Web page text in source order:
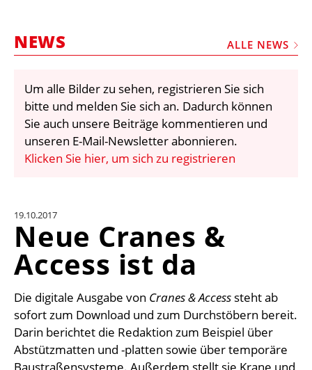
VIDEOS
BIBLIOTHEK
KRAN & BÜHNE
KONTAKT
NEWS ALLE NEWS
Um alle Bilder zu sehen, registrieren Sie sich
bitte und melden Sie sich an. Dadurch können
Sie auch unsere Beiträge kommentieren und
unseren E-Mail-Newsletter abonnieren.
Klicken Sie hier, um sich zu registrieren
19.10.2017
Neue Cranes &
Access ist da
Die digitale Ausgabe von Cranes & Access steht ab
sofort zum Download und zum Durchstöbern bereit.
Darin berichtet die Redaktion zum Beispiel über
Abstützmatten und -platten sowie über temporäre
Baustraßensysteme. Außerdem stellt sie Krane und